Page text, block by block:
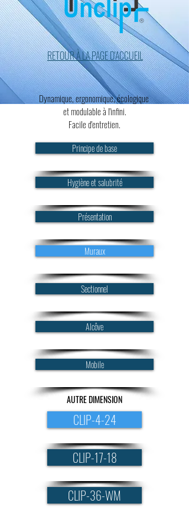
RETOUR À LA PAGE D'ACCUEIL
Dynamique, ergonomique, écologique
et modulable à l'infini.
Facile d'entretien.
Principe de base
Hygiène et salubrité
Présentation
Muraux
Sectionnel
Alcôve
Mobile
AUTRE DIMENSION
CLIP-4-24
CLIP-17-18
CLIP-36-WM